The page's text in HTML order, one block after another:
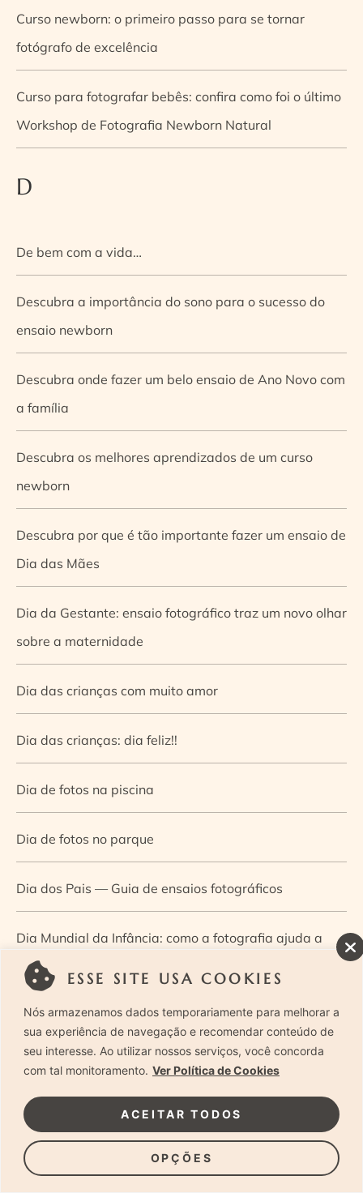
ESSE SITE USA COOKIES
Nós armazenamos dados temporariamente para melhorar a
sua experiência de navegação e recomendar conteúdo de
seu interesse. Ao utilizar nossos serviços, você concorda
com tal monitoramento. Ver Política de Cookies
OPÇÕES
ACEITAR TODOS
Curso newborn: o primeiro passo para se tornar
fotógrafo de excelência
Curso para fotografar bebês: confira como foi o último
Workshop de Fotografia Newborn Natural
D
De bem com a vida…
Descubra a importância do sono para o sucesso do
ensaio newborn
Descubra onde fazer um belo ensaio de Ano Novo com
a família
Descubra os melhores aprendizados de um curso
newborn
Descubra por que é tão importante fazer um ensaio de
Dia das Mães
Dia da Gestante: ensaio fotográfico traz um novo olhar
sobre a maternidade
Dia das crianças com muito amor
Dia das crianças: dia feliz!!
Dia de fotos na piscina
Dia de fotos no parque
Dia dos Pais — Guia de ensaios fotográficos
Dia Mundial da Infância: como a fotografia ajuda a
construir a memória e a identidade da criança
Diário de uma grávida e sua pequena
Dica de especialista: como otimizar o fluxo de trabalho
no ensaio newborn?
Dica de especialista: qual o melhor guia de poses para
fotografia newborn?